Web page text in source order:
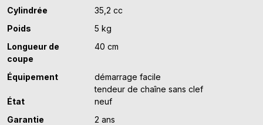
Cylindrée
35,2 cc
Poids
5 kg
Longueur de
coupe
40 cm
Équipement
démarrage facile
tendeur de chaîne sans clef
État
neuf
Garantie
2 ans